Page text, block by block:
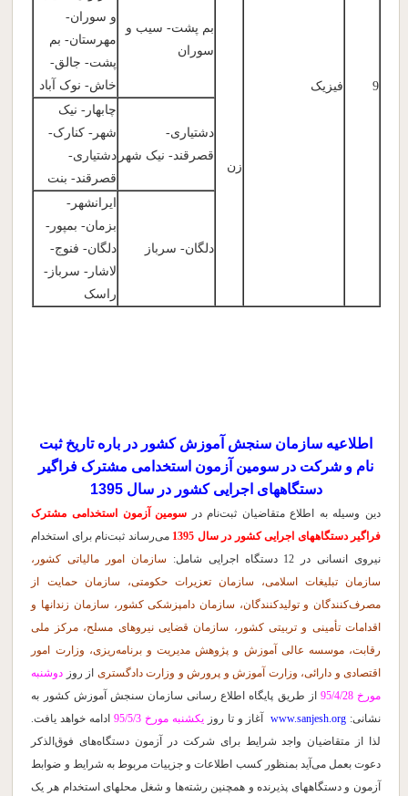
9 فیزیک
زن
بم پشت- سیب و
سوران
و سوران-
مهرستان- بم
پشت- جالق-
خاش- نوک آباد
دشتیاری-
قصرقند- نیک شهر
چابهار- نیک
شهر- کنارک-
دشتیاری-
قصرقند- بنت
دلگان- سرباز
ایرانشهر-
بزمان- بمپور-
دلگان- فنوج-
لاشار- سرباز-
راسک
اطلاعیه سازمان سنجش آموزش کشور در باره تاریخ ثبت
‌نام و شرکت در سومین آزمون استخدامی مشترک فراگیر
دستگاههای اجرایی کشور در سال 1395
دین وسیله به اطلاع متقاضیان ثبت‌‌نام در سومین آزمون استخدامی مشترک
فراگیر دستگاههای اجرایی کشور در سال 1395
می‌رساند ثبت‌نام برای استخدام
نیروی انسانی در 12 دستگاه اجرایی شامل:
سازمان امور مالیاتی کشور،
سازمان تبلیغات اسلامی، سازمان تعزیرات حکومتی، سازمان حمایت از
مصرف‌کنندگان و تولید‌کنندگان، سازمان دامپزشکی‌ کشور، سازمان زندانها و
اقدامات تأمینی و تربیتی کشور، سازمان قضایی نیروهای مسلح، مرکز ملی
رقابت، موسسه عالی آموزش و پژوهش مدیریت و برنامه‌ریزی، وزارت امور
اقتصادی و دارائی، وزارت آموزش و پرورش و وزارت دادگستری از روز دوشنبه
مورخ 95/4/28
از طریق پایگاه اطلاع رسانی سازمان سنجش آموزش کشور به
نشانی: www.sanjesh.org آغاز و تا روزیکشنبه مورخ 95/5/3 ادامه خواهد یافت.
لذا از متقاضیان واجد شرایط برای شرکت در آزمون دستگاه‌های فوق‌الذکر
دعوت بعمل می‌آید بمنظور کسب اطلاعات و جزییات مربوط به شرایط و ضوابط
آزمون و دستگاههای پذیرنده و همچنین رشته‌ها و شغل محلهای استخدام هر یک